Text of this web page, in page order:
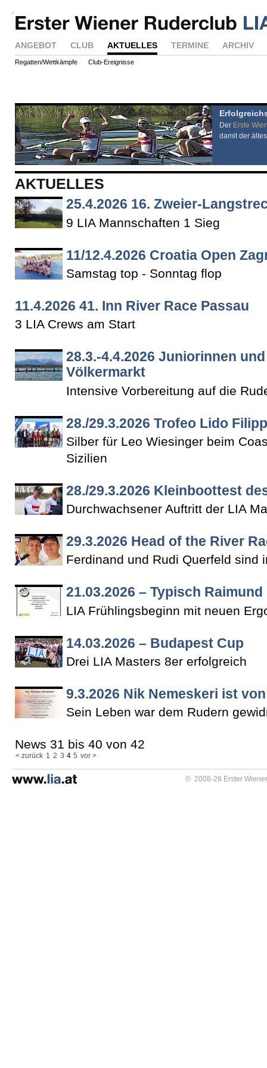
ANGEBOT CLUB AKTUELLES TERMINE ARCHIV
Regatten/Wettkämpfe Club-Ereignisse
Der Erste
damit der
AKTUELLES
25.4.2026 16. Zweier-
9 LIA Mannschaften 1 Sieg
11/12.4.2026 Croatia Open
Samstag top - Sonntag flop
11.4.2026 41. Inn River Race Passau
3 LIA Crews am Start
28.3.-4.4.2026 Juniorinnen
Völkermarkt
Intensive Vorbereitung auf die
28./29.3.2026 Trofeo Lido
Silber für Leo Wiesinger beim
Sizilien
28./29.3.2026 Kleinboottest
Durchwachsener Auftritt der LIA
29.3.2026 Head of the River
Ferdinand und Rudi Querfeld sind
21.03.2026 – Typisch Raimund
LIA Frühlingsbeginn mit neuen
14.03.2026 – Budapest Cup
Drei LIA Masters 8er erfolgreich
9.3.2026 Nik Nemeskeri ist
Sein Leben war dem Rudern
News 31 bis 40 von 42
< zurück 1 2 3 4 5 vor >
© 2008-26 Erster